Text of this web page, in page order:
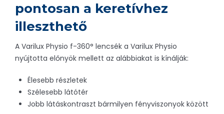
pontosan a keretívhez
illeszthető
A Varilux Physio f-360° lencsék a Varilux Physio
nyújtotta előnyök mellett az alábbiakat is kínálják:
Élesebb részletek
Szélesebb látótér
Jobb látáskontraszt bármilyen fényviszonyok között